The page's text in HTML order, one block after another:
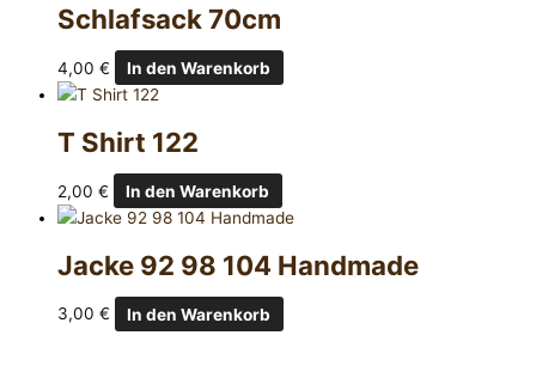
Schlafsack 70cm
4,00 € In den Warenkorb
T Shirt 122
2,00 € In den Warenkorb
Jacke 92 98 104 Handmade
3,00 € In den Warenkorb